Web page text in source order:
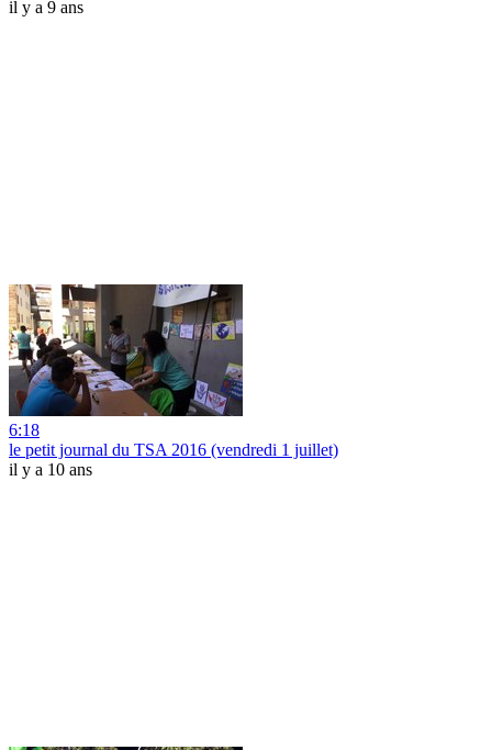
il y a 9 ans
6:18
le petit journal du TSA 2016 (vendredi 1 juillet)
il y a 10 ans